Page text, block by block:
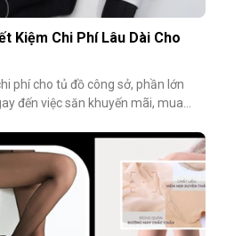
Kiệm Chi Phí Lâu Dài Cho
phí cho tủ đồ công sở, phần lớn
đến việc săn khuyến mãi, mua
tinh tế hơn rất nhiều: đầu tư vào
nhất. Cụ thể hơn, tất modal